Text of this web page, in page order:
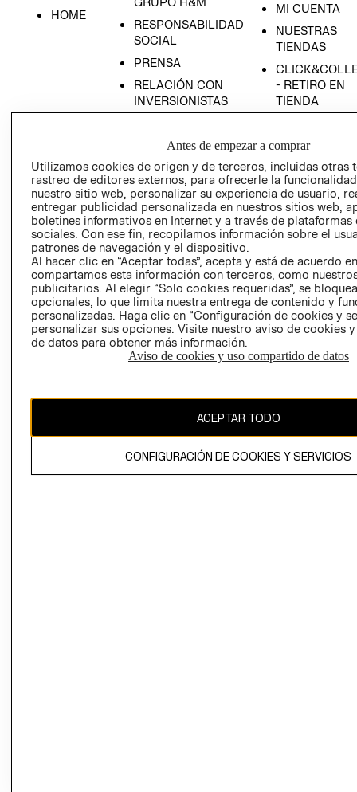
HOME
RESPONSABILIDAD
SOCIAL
PRENSA
RELACIÓN CON
INVERSIONISTAS
EMPRESARIAL
MI CUENTA
NUESTRAS
TIENDAS
- RETIRO EN
TIENDA
AVISO DE
PRIVACIDAD
GIFT CARD
AVISO DE
COOKIES
Uruguay ($U)
El contenido de esta página web está protegido por copyright y es
propiedad de H&M Hennes & Mauritz AB.
Antes de empezar a comprar
Utilizamos cookies de origen y de terceros, incluidas otras
rastreo de editores externos, para ofrecerle la
nuestro sitio web, personalizar su experiencia de usuario,
entregar publicidad personalizada en nuestros sitios web,
boletines informativos en Internet y a través de plataformas
sociales. Con ese fin, recopilamos información sobre el
patrones de navegación y el dispositivo.
Al hacer clic en “Aceptar todas”, acepta y está de acuerdo
compartamos esta información con terceros, como
publicitarios. Al elegir “Solo cookies requeridas”, se
opcionales, lo que limita nuestra entrega de contenido y
personalizadas. Haga clic en “Configuración de cookies y
personalizar sus opciones. Visite nuestro aviso de cookies
de datos para obtener más información.
Aviso de cookies y uso compartido de datos
ACEPTAR TODO
CONFIGURACIÓN DE COOKIES Y SERVICIOS